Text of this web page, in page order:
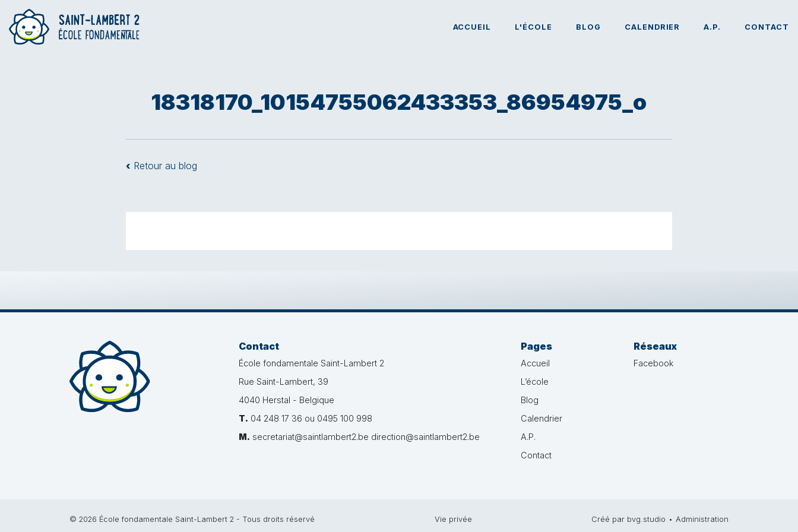
ACCUEIL L'ÉCOLE BLOG CALENDRIER A.P. CONTACT
18318170_10154755062433353_86954975_o
‹ Retour au blog
Contact
École fondamentale Saint-Lambert 2
Rue Saint-Lambert, 39
4040 Herstal - Belgique
T. 04 248 17 36 ou 0495 100 998
M. secretariat@saintlambert2.be direction@saintlambert2.be
Pages
Accueil
L’école
Blog
Calendrier
A.P.
Contact
Réseaux
Facebook
© 2026 École fondamentale Saint-Lambert 2 - Tous droits réservé Vie privée Créé par bvg.studio • Administration